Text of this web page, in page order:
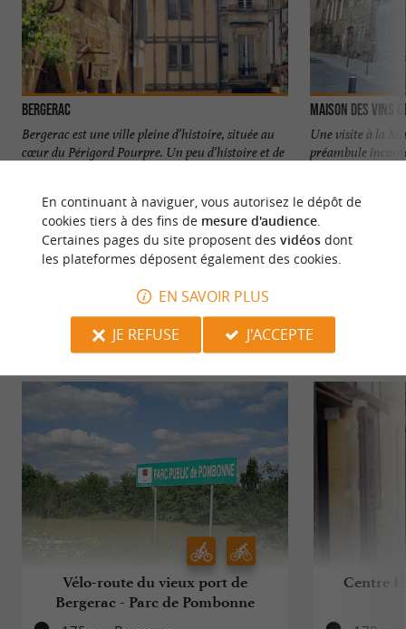
Bergerac
Bergerac est une ville pleine d’histoire, située au
cœur du Périgord Pourpre. Un peu d’histoire et de
51 m - Bergerac
Maison des vins
Une visite à la
préambule
51 m -
VOUS AIMEREZAUSSI
Vélo-route du vieux port de
Bergerac - Parc de Pombonne
Centre
En continuant à naviguer, vous autorisez le dépôt de
cookies tiers à des fins de mesure d'audience.
Certaines pages du site proposent des vidéosdont
les plateformes déposent également des cookies.
EN SAVOIR PLUS
JE REFUSE
J'ACCEPTE